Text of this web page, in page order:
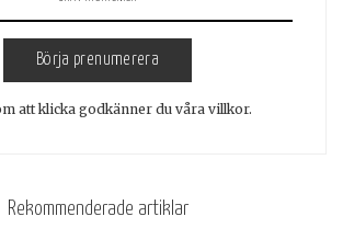
Börja prenumerera
att klicka godkänner du våra villkor.
Rekommenderade artiklar